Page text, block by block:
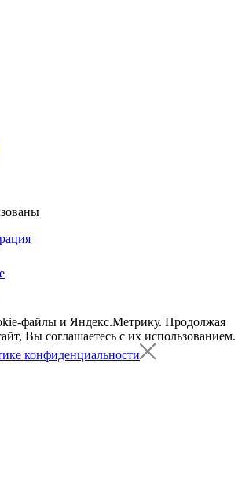
файлы и Яндекс.Метрику. Продолжая
Вы соглашаетесь с их использованием.
конфиденциальности